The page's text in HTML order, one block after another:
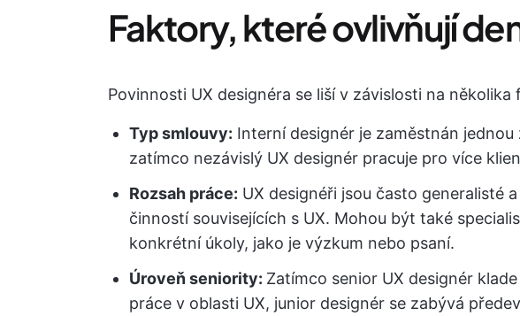
Faktory, které ovlivňují
Povinnosti UX designéra se liší v závislosti na
Typ smlouvy: Interní designér je zaměstnán
zatímco nezávislý UX designér pracuje pro více
Rozsah práce: UX designéři jsou často generalisté
činností souvisejících s UX. Mohou být také
konkrétní úkoly, jako je výzkum nebo psaní.
Úroveň seniority: Zatímco senior UX designér
práce v oblasti UX, junior designér se zabývá